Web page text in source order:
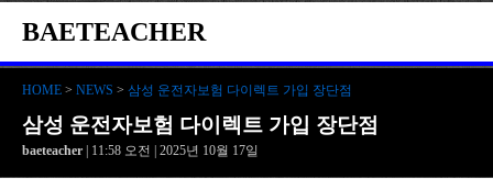
BAETEACHER
HOME > NEWS > 삼성 운전자보험 다이렉트 가입 장단점
삼성 운전자보험 다이렉트 가입 장단점
baeteacher | 11:58 오전 | 2025년 10월 17일